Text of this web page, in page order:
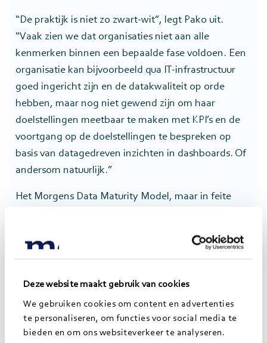
Deze website maakt gebruik van cookies
We gebruiken cookies om content en advertenties
te personaliseren, om functies voor social media te
bieden en om ons websiteverkeer te analyseren.
“De praktijk is niet zo zwart-wit”, legt Pako uit.
“Vaak zien we dat organisaties niet aan alle
kenmerken binnen een bepaalde fase voldoen. Een
organisatie kan bijvoorbeeld qua IT-infrastructuur
goed ingericht zijn en de datakwaliteit op orde
hebben, maar nog niet gewend zijn om haar
doelstellingen meetbaar te maken met KPI’s en de
voortgang op de doelstellingen te bespreken op
basis van datagedreven inzichten in dashboards. Of
andersom natuurlijk.”
Het Morgens Data Maturity Model, maar in feite
organisatie scoort op meerdere factoren die
om draait, is het gesprek dat je er daarna over